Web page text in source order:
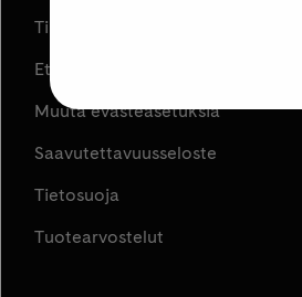
Tilaus- ja toimitusehdot
Etujen ja kampanjoiden ehdot
Muuta evästeasetuksia
Saavutettavuusseloste
Tietosuoja
Tuotearvostelut